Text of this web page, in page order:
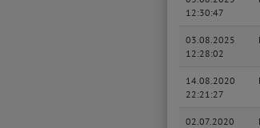
12:30:47
03.08.2025
12:28:02
14.08.2020
22:21:27
02.07.2020